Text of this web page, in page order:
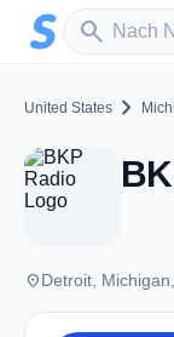
Zum Hauptinhalt
search
Sender
United States chevron_right
placeDetroit,